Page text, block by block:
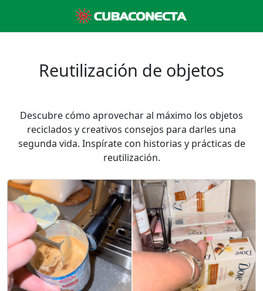
Reutilización de objetos
Descubre cómo aprovechar al máximo los objetos
reciclados y creativos consejos para darles una
segunda vida. Inspírate con historias y prácticas de
reutilización.